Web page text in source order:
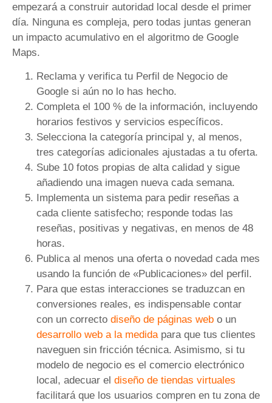
empezará a construir autoridad local desde el primer
día. Ninguna es compleja, pero todas juntas generan
un impacto acumulativo en el algoritmo de Google
Maps.
Reclama y verifica tu Perfil de Negocio de
Google si aún no lo has hecho.
Completa el 100 % de la información, incluyendo
horarios festivos y servicios específicos.
Selecciona la categoría principal y, al menos,
tres categorías adicionales ajustadas a tu oferta.
Sube 10 fotos propias de alta calidad y sigue
añadiendo una imagen nueva cada semana.
Implementa un sistema para pedir reseñas a
cada cliente satisfecho; responde todas las
reseñas, positivas y negativas, en menos de 48
horas.
Publica al menos una oferta o novedad cada mes
usando la función de «Publicaciones» del perfil.
Para que estas interacciones se traduzcan en
conversiones reales, es indispensable contar
con un correcto diseño de páginas web o un
desarrollo web a la medidapara que tus clientes
naveguen sin fricción técnica. Asimismo, si tu
modelo de negocio es el comercio electrónico
local, adecuar el diseño de tiendas virtuales
facilitará que los usuarios compren en tu zona de